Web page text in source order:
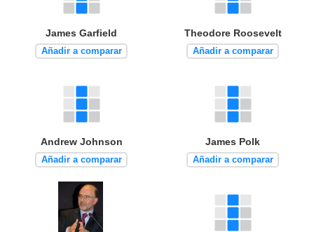
James Garfield
Añadir a comparar
Theodore Roosevelt
Añadir a comparar
Andrew Johnson
Añadir a comparar
James Polk
Añadir a comparar